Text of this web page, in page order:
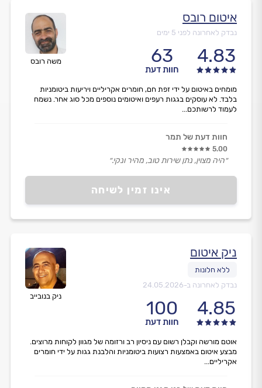
משה רובס
איטום רובס
נבדק לאחרונה לפני 5 ימים
4.83
63
חוות דעת
אינו זמין לשיחה
מומחים באיטום על ידי זפת חם, חומרים אקריליים ויריעות ביטומניות
בלבד. לא עוסקים בגגות רעפים ואיטומים נוספים מכל סוג אחר. נשמח
לעמוד לרשותכם...
חוות דעת של תמר
5.00
״היה מצוין, נתן שירות טוב, מהיר ונקי.״
ניק בנובייב
ניק איטום
נבדק לאחרונה ב-24.05.2026
4.85
100
חוות דעת
אוטם מורשה וקבלן רשום עם ניסיון רב ורזומה של מגוון לקוחות מרוצים.
מבצע איטום באמצעות רצועות ביטומניות והלבנת גגות על ידי חומרים
אקריליים...